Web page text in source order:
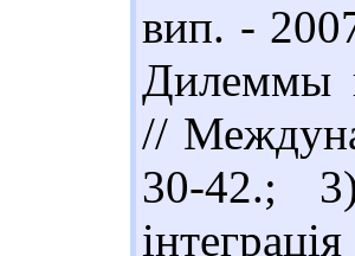
вип. -
Дилеммы
//
30-42.;